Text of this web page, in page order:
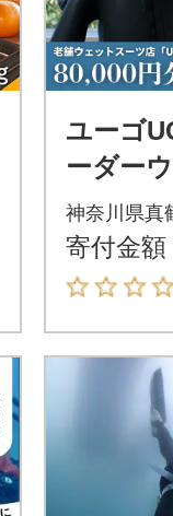
ユーゴ
ーダー
ツ購入
80,000
神奈川県真
寄付金額